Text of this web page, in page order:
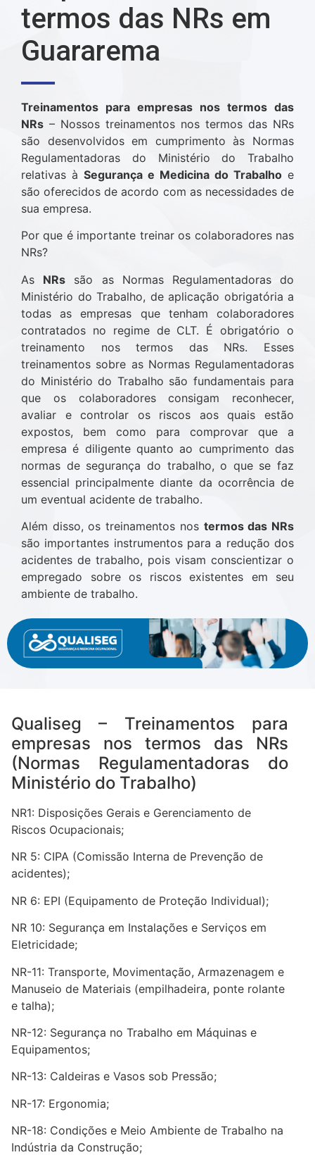
termos das NRs em
Guararema
Treinamentos para empresas nos termos das
NRs – Nossos treinamentos nos termos das NRs
são desenvolvidos em cumprimento às Normas
Regulamentadoras do Ministério do Trabalho
relativas à Segurança e Medicina do Trabalho e
são oferecidos de acordo com as necessidades de
sua empresa.
Por que é importante treinar os colaboradores nas
NRs?
As NRs são as Normas Regulamentadoras do
Ministério do Trabalho, de aplicação obrigatória a
todas as empresas que tenham colaboradores
contratados no regime de CLT. É obrigatório o
treinamento nos termos das NRs. Esses
treinamentos sobre as Normas Regulamentadoras
do Ministério do Trabalho são fundamentais para
que os colaboradores consigam reconhecer,
avaliar e controlar os riscos aos quais estão
expostos, bem como para comprovar que a
empresa é diligente quanto ao cumprimento das
normas de segurança do trabalho, o que se faz
essencial principalmente diante da ocorrência de
um eventual acidente de trabalho.
Além disso, os treinamentos nos termos das NRs
são importantes instrumentos para a redução dos
acidentes de trabalho, pois visam conscientizar o
empregado sobre os riscos existentes em seu
ambiente de trabalho.
Qualiseg – Treinamentos para
empresas nos termos das NRs
(Normas Regulamentadoras do
Ministério do Trabalho)
NR1: Disposições Gerais e Gerenciamento de
Riscos Ocupacionais;
NR 5: CIPA (Comissão Interna de Prevenção de
acidentes);
NR 6: EPI (Equipamento de Proteção Individual);
NR 10: Segurança em Instalações e Serviços em
Eletricidade;
NR-11: Transporte, Movimentação, Armazenagem e
Manuseio de Materiais (empilhadeira, ponte rolante
e talha);
NR-12: Segurança no Trabalho em Máquinas e
Equipamentos;
NR-13: Caldeiras e Vasos sob Pressão;
NR-17: Ergonomia;
NR-18: Condições e Meio Ambiente de Trabalho na
Indústria da Construção;